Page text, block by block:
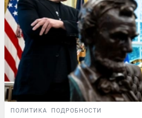
ПОЛИТИКА ПОДРОБНОСТИ